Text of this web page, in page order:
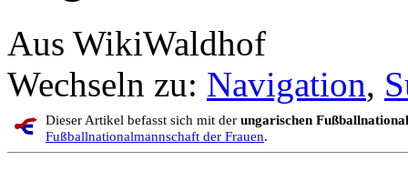
Aus WikiWaldhof
Wechseln zu: Navigation,
Dieser Artikel befasst sich mit der ungarischen
Fußballnationalmannschaft der Frauen.